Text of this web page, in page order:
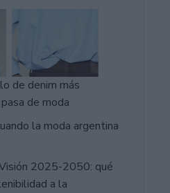
de denim más
de moda
la moda argentina
2025-2050: qué
a la